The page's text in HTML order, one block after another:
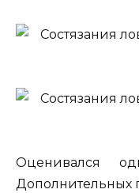
Оценивался
Дополнительных